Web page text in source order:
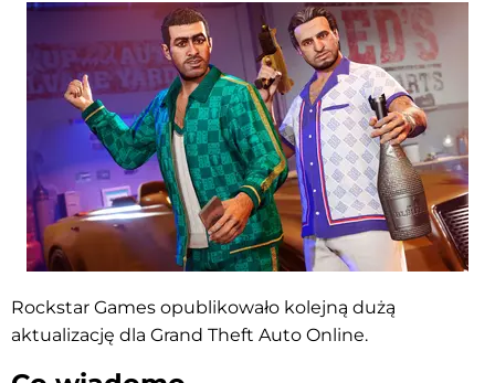
Rockstar Games opublikowało kolejną dużą
aktualizację dla Grand Theft Auto Online.